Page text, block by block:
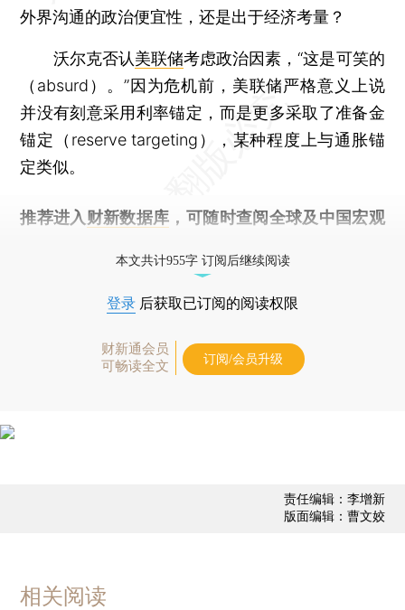
外界沟通的政治便宜性，还是出于经济考量？
沃尔克否认美联储考虑政治因素，“这是可笑的
（absurd）。”因为危机前，美联储严格意义上说
并没有刻意采用利率锚定，而是更多采取了准备金
锚定（reserve targeting），某种程度上与通胀锚
定类似。
推荐进入 财新数据库 ，可随时查阅全球及中国宏观
本文共计955字 订阅后继续阅读
登录 后获取已订阅的阅读权限
财新通会员
可畅读全文
订阅/会员升级
责任编辑：李增新
版面编辑：曹文姣
相关阅读